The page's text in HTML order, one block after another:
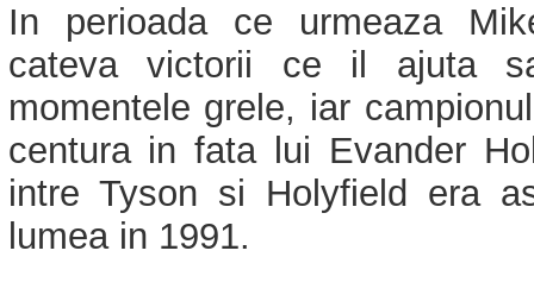
In perioada ce urmeaza
cateva victorii ce il ajuta
momentele grele, iar
centura in fata lui Evander
intre Tyson si Holyfield era
lumea in 1991.